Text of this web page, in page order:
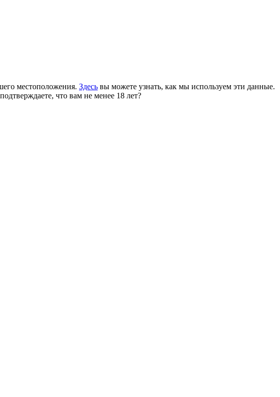
местоположения. Здесь вы можете узнать, как мы используем эти данные.
что вам не менее 18 лет?